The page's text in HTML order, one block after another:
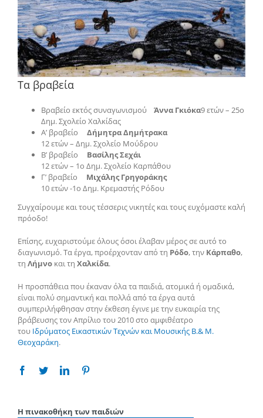
Τα βραβεία
Βραβείο εκτός συναγωνισμού Άννα Γκιόκα9 ετών – 25ο
Δημ. Σχολείο Χαλκίδας
Α’ βραβείο Δήμητρα Δημήτρακα
12 ετών – Δημ. Σχολείο Μούδρου
Β’ βραβείο Βασίλης Σεχάι
12 ετών – 1ο Δημ. Σχολείο Καρπάθου
Γ’ βραβείο Μιχάλης Γρηγοράκης
10 ετών -1ο Δημ. Κρεμαστής Ρόδου
Συγχαίρουμε και τους τέσσερις νικητές και τους ευχόμαστε καλή
πρόοδο!
Επίσης, ευχαριστούμε όλους όσοι έλαβαν μέρος σε αυτό το
διαγωνισμό. Τα έργα, προέρχονταν από τη Ρόδο, την Κάρπαθο,
τη Λήμνο και τη Χαλκίδα.
Η προσπάθεια που έκαναν όλα τα παιδιά, ατομικά ή ομαδικά,
είναι πολύ σημαντική και πολλά από τα έργα αυτά
συμπεριλήφθησαν στην έκθεση έγινε με την ευκαιρία της
βράβευσης τον Απρίλιο του 2010στο αμφιθέατρο
του Ιδρύματος Εικαστικών Τεχνών και Μουσικής Β.& Μ.
Θεοχαράκη.
Facebook
TwitterLinkedin
Η πινακοθήκη των παιδιών